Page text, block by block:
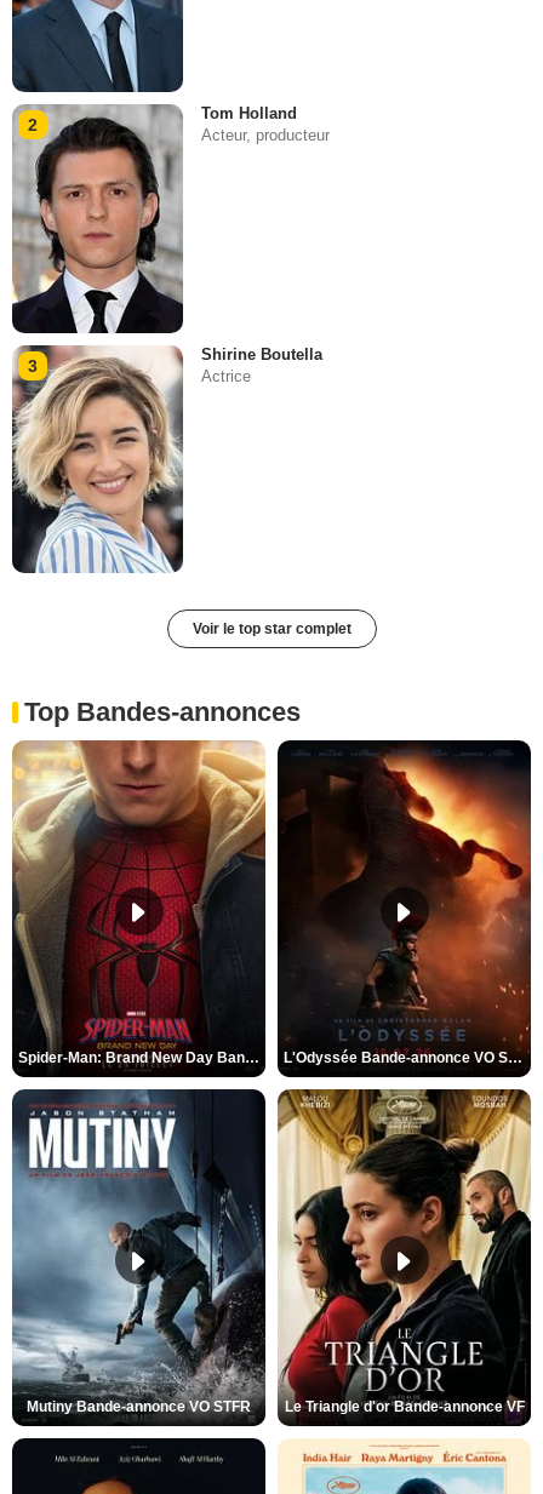
2
Tom Holland
Acteur, producteur
3
Shirine Boutella
Actrice
Voir le top star complet
Top Bandes-annonces
Spider-Man: Brand New Day Bande-annonce VO STFR L'Odyssée Bande-annonce VO STFR
Mutiny Bande-annonce VO STFR Le Triangle d'or Bande-annonce VF